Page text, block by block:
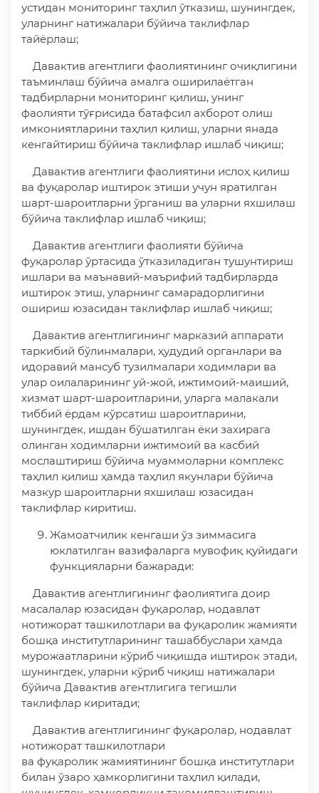
устидан мониторинг таҳлил ўтказиш, шунингдек,
уларнинг натижалари бўйича таклифлар
тайёрлаш;
Давактив агентлиги фаолиятининг очиқлигини
таъминлаш бўйича амалга оширилаётган
тадбирларни мониторинг қилиш, унинг
фаолияти тўғрисида батафсил ахборот олиш
имкониятларини таҳлил қилиш, уларни янада
кенгайтириш бўйича таклифлар ишлаб чиқиш;
Давактив агентлиги фаолиятини ислоҳ қилиш
ва фуқаролар иштирок этиши учун яратилган
шарт-шароитларни ўрганиш ва уларни яхшилаш
бўйича таклифлар ишлаб чиқиш;
Давактив агентлиги фаолияти бўйича
фуқаролар ўртасида ўтказиладиган тушунтириш
ишлари ва маънавий-маърифий тадбирларда
иштирок этиш, уларнинг самарадорлигини
ошириш юзасидан таклифлар ишлаб чиқиш;
Давактив агентлигининг марказий аппарати
таркибий бўлинмалари, ҳудудий органлари ва
идоравий мансуб тузилмалари ходимлари ва
улар оилаларининг уй-жой, ижтимоий-маиший,
хизмат шарт-шароитларини, уларга малакали
тиббий ёрдам кўрсатиш шароитларини,
шунингдек, ишдан бўшатилган ёки захирага
олинган ходимларни ижтимоий ва касбий
мослаштириш бўйича муаммоларни комплекс
таҳлил қилиш ҳамда таҳлил якунлари бўйича
мазкур шароитларни яхшилаш юзасидан
таклифлар киритиш.
Жамоатчилик кенгаши ўз зиммасига
юклатилган вазифаларга мувофиқ қуйидаги
функцияларни бажаради:
Давактив агентлигининг фаолиятига доир
масалалар юзасидан фуқаролар, нодавлат
нотижорат ташкилотлари ва фуқаролик жамияти
бошқа институтларининг ташаббуслари ҳамда
мурожаатларини кўриб чиқишда иштирок этади,
шунингдек, уларни кўриб чиқиш натижалари
бўйича Давактив агентлигига тегишли
таклифлар киритади;
Давактив агентлигининг фуқаролар, нодавлат
нотижорат ташкилотлари
ва фуқаролик жамиятининг бошқа институтлари
билан ўзаро ҳамкорлигини таҳлил қилади,